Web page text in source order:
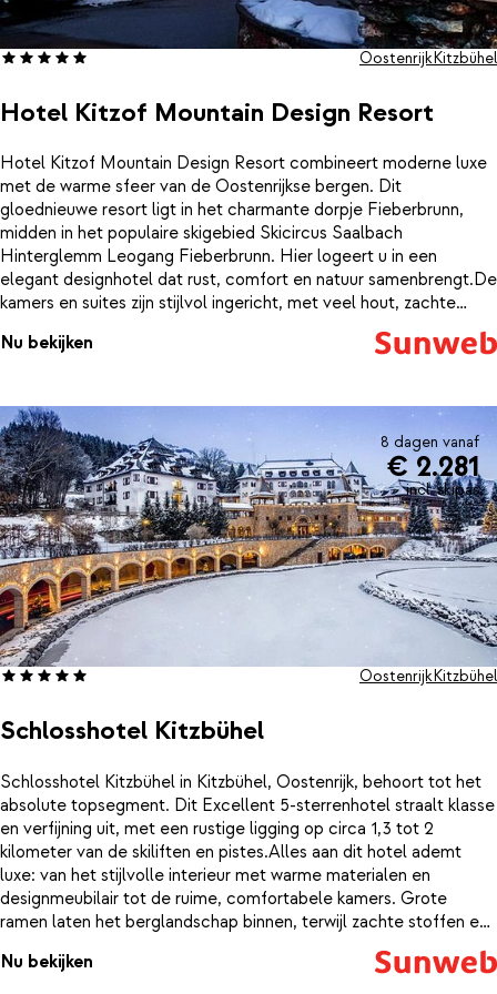
Hotel Kitzof Mountain Design Resort
OostenrijkKitzbühel
Hotel Kitzof Mountain Design Resort combineert moderne luxe
met de warme sfeer van de Oostenrijkse bergen. Dit
gloednieuwe resort ligt in het charmante dorpje Fieberbrunn,
midden in het populaire skigebied Skicircus Saalbach
Hinterglemm Leogang Fieberbrunn. Hier logeert u in een
elegant designhotel dat rust, comfort en natuur samenbrengt.De
kamers en suites zijn stijlvol ingericht, met veel hout, zachte
kleuren en panoramische uitzichten op de omliggende bergen.
Na een dag op de vers geprepareerde pistes komt u helemaal
restaurant en de bar met open haard zorgen voor een
ontspannen sfeer.Dankzij de ideale ligging bent u in een paar
minuten bij de skilift en ontdekt u direct de uitgestrekte pistes
van het skigebied. Of u nu op zoek bent naar actie in de sneeuw
of naar rust en comfort – bij Hotel Kitzof vindt u het allemaal.
Nu bekijken
8 dagen vanaf
€ 2.281
incl. skipas
Schlosshotel Kitzbühel
OostenrijkKitzbühel
Schlosshotel Kitzbühel in Kitzbühel, Oostenrijk, behoort tot het
absolute topsegment. Dit Excellent 5-sterrenhotel straalt klasse
en verfijning uit, met een rustige ligging op circa 1,3 tot 2
kilometer van de skiliften en pistes.Alles aan dit hotel ademt
luxe: van het stijlvolle interieur met warme materialen en
designmeubilair tot de ruime, comfortabele kamers. Grote
ramen laten het berglandschap binnen, terwijl zachte stoffen en
Hier ervaar je service en kwaliteit op het hoogste niveau.Na een
Nu bekijken